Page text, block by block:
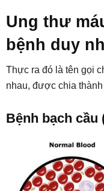
Ung thư
bệnh duy
Thực ra đó là tên gọi
nhau, được chia
Bệnh bạch cầu